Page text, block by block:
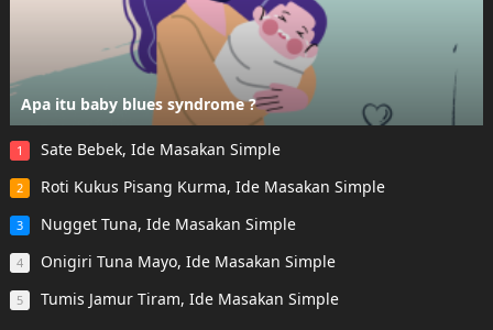
Apa itu baby blues syndrome ?
1 Sate Bebek, Ide Masakan Simple
2 Roti Kukus Pisang Kurma, Ide Masakan Simple
3 Nugget Tuna, Ide Masakan Simple
4 Onigiri Tuna Mayo, Ide Masakan Simple
5 Tumis Jamur Tiram, Ide Masakan Simple